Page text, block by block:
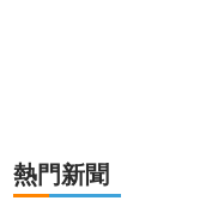
熱門新聞